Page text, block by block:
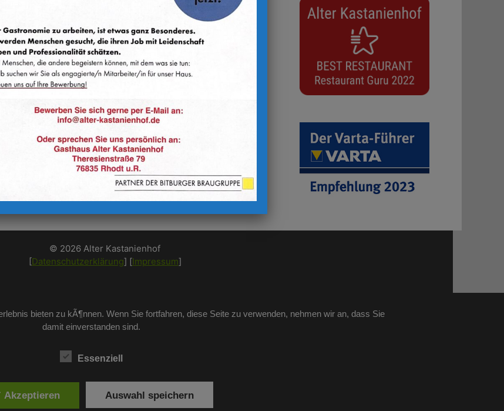
© 2026 Alter Kastanienhof
[Datenschutzerklärung] [Impressum]
bieten zu kÃ¶nnen. Wenn Sie fortfahren, diese Seite zu verwenden, nehmen wir an, dass Sie
damit einverstanden sind.
Essenziell
Akzeptieren Auswahl speichern